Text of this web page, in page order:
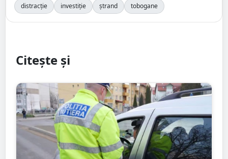
distracție
investiție ștrand tobogane
Citește și